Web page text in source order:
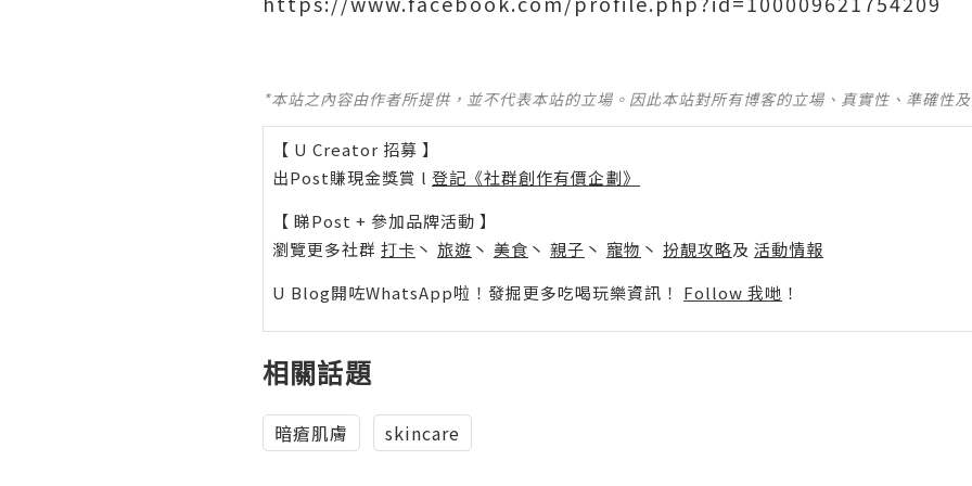
*本站之內容由作者所提供，並不代表本站的立場。因此本站對所有博客的立場、真實性、準確性
【 U Creator 招募 】
出Post賺現金獎賞 l 登記《社群創作有價企劃》
【 睇Post + 參加品牌活動 】
瀏覽更多社群 打卡 丶 旅遊 丶 美食 丶 親子 丶 寵物 丶 扮靚攻略及 活動情報
U Blog開咗WhatsApp啦！發掘更多吃喝玩樂資訊！ Follow 我哋 ！
相關話題
暗瘡肌膚 skincare